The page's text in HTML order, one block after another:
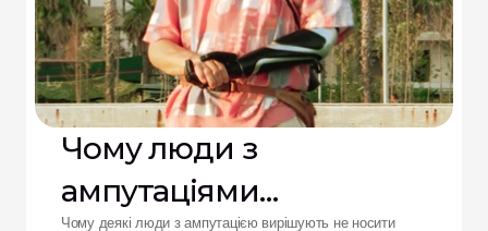
Чому люди з
ампутаціями
Чому деякі люди з ампутацією вирішують не носити